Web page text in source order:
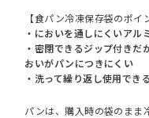
【食パン冷凍保存袋のポイ
・においを通しにくいアル
・密閉できるジップ付きだ
おいがパンにつきにくい
・洗って繰り返し使用できる
パンは、購入時の袋のまま